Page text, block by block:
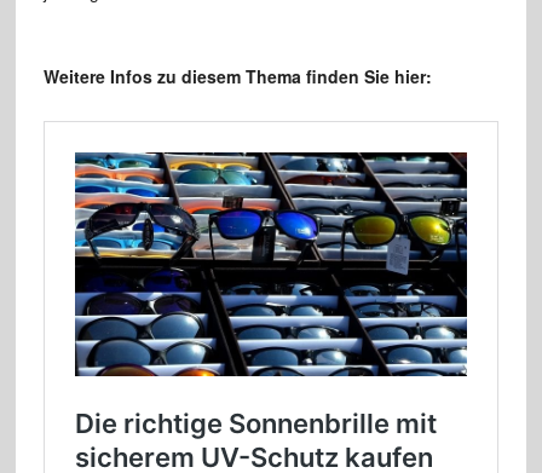
Weitere Infos zu diesem Thema finden Sie hier: